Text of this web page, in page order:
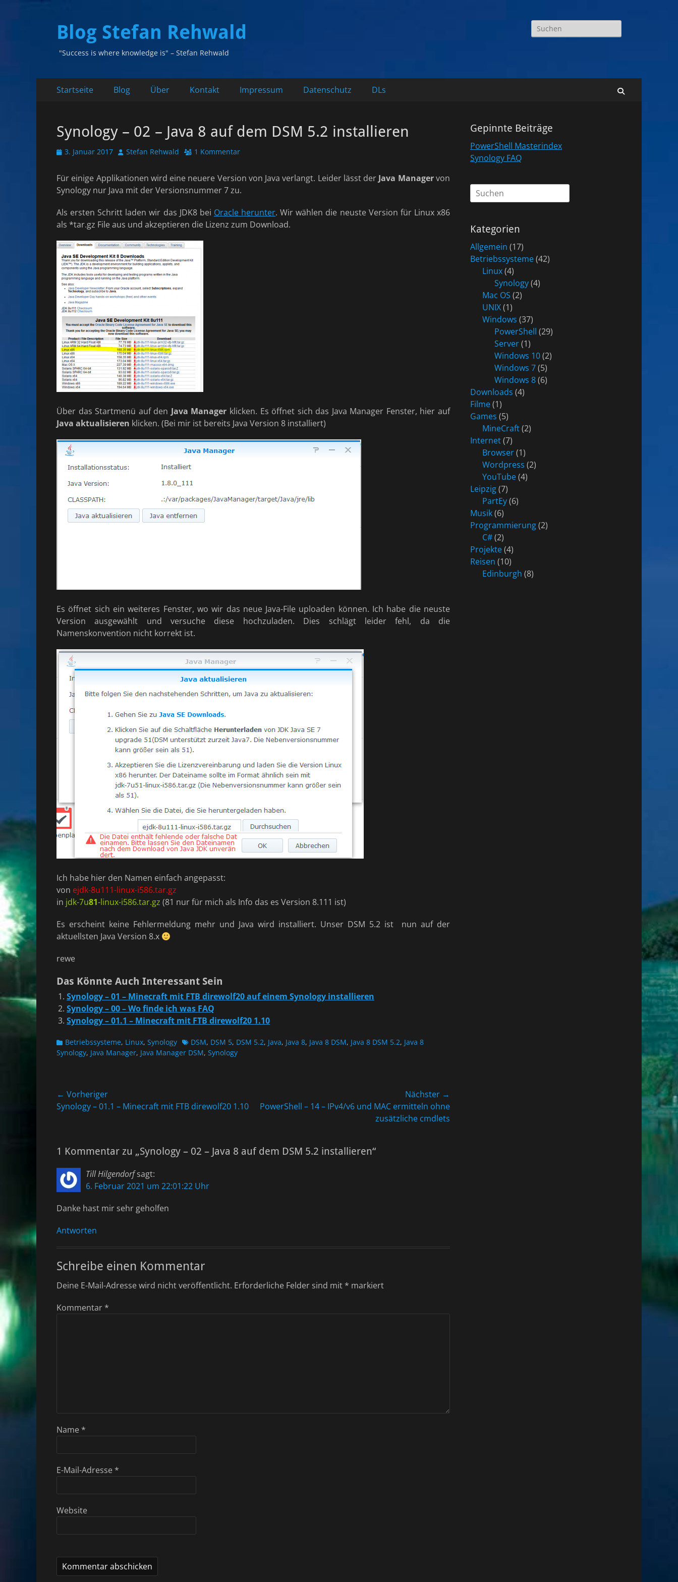
Blog Stefan Rehwald
"Success is where knowledge is" – Stefan Rehwald
Suchen
nach:
Primäres
Inhalt
Startseite Blog Über Kontakt Impressum Datenschutz DLs
Synology – 02 – Java 8 auf dem DSM 5.2 installieren
Veröffentlicht
3. Januar 2017 AutorStefan Rehwald 1 Kommentar
Für einige Applikationen wird eine neuere Version von Java verlangt. Leider lässt der Java Managervon
Synology nur Java mit der Versionsnummer 7 zu.
Als ersten Schritt laden wir das JDK8 bei Oracle herunter. Wir wählen die neuste Version für Linux x86
als *tar.gz File aus und akzeptieren die Lizenz zum Download.
Über das Startmenü auf den Java Manager klicken. Es öffnet sich das Java Manager Fenster, hier auf
Java aktualisieren klicken. (Bei mir ist bereits Java Version 8 installiert)
Es öffnet sich ein weiteres Fenster, wo wir das neue Java-File uploaden können. Ich habe die neuste
Version ausgewählt und versuche diese hochzuladen. Dies schlägt leider fehl, da die
Namenskonvention nicht korrekt ist.
Ich habe hier den Namen einfach angepasst:
von ejdk-8u111-linux-i586.tar.gz
in jdk-7u81-linux-i586.tar.gz (81 nur für mich als Info das es Version 8.111 ist)
Es erscheint keine Fehlermeldung mehr und Java wird installiert. Unser DSM 5.2 ist nun auf der
aktuellsten Java Version 8.x
rewe
Das Könnte Auch Interessant Sein
Synology – 01 – Minecraft mit FTB direwolf20 auf einem Synology installieren
Synology – 00 – Wo finde ich was FAQ
Synology – 01.1 – Minecraft mit FTB direwolf20 1.10
Kategorien
Betriebssysteme, Linux, Synology Schlagworte
DSM, DSM 5, DSM 5.2, Java, Java 8, Java 8 DSM, Java 8 DSM 5.2, Java 8
Synology, Java Manager, Java Manager DSM, Synology
Beitragsnavigation
← Vorheriger
Vorheriger
Synology – 01.1 – Minecraft mit FTB direwolf20 1.10
Nächster →
Nächster
PowerShell – 14 – IPv4/v6 und MAC ermitteln ohne
zusätzliche cmdlets
1 Kommentar zu „Synology – 02 – Java 8 auf dem DSM 5.2 installieren“
Till Hilgendorf sagt:
6. Februar 2021 um 22:01:22 Uhr
Danke hast mir sehr geholfen
Antworten
Schreibe einen Kommentar
Deine E-Mail-Adresse wird nicht veröffentlicht. Erforderliche Felder sind mit * markiert
Kommentar *
Name *
E-Mail-Adresse *
Website
Gepinnte Beiträge
PowerShell Masterindex
Synology FAQ
Suchen
nach:
Kategorien
Allgemein (17)
Betriebssysteme(42)
Linux(4)
Synology(4)
Mac OS (2)
UNIX(1)
Windows (37)
PowerShell (29)
Server(1)
Windows 10(2)
Windows 7(5)
Windows 8(6)
Downloads (4)
Filme(1)
Games (5)
MineCraft(2)
Internet(7)
Browser(1)
Wordpress (2)
YouTube(4)
Leipzig(7)
PartEy(6)
Musik(6)
Programmierung(2)
C#(2)
Projekte(4)
Reisen (10)
Edinburgh (8)